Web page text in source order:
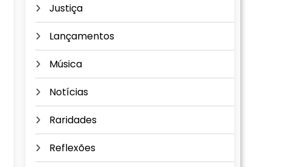
Justiça
Lançamentos
Música
Notícias
Raridades
Reflexões